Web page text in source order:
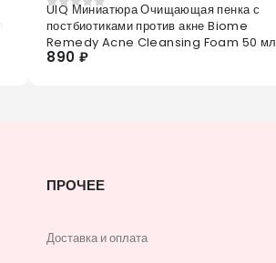
0из 5
UIQ Миниатюра Очищающая пенка с
постбиотиками против акне Biome
Remedy Acne Cleansing Foam 50 мл
890 ₽
ПРОЧЕЕ
Доставка и оплата